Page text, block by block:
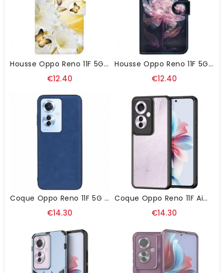
Housse Oppo Reno 11F 5G Papillons Dorés Et Fleurs Blanches
€12.40
Housse Oppo Reno 11F 5G Pivoine Pourpre À Lanière
€12.40
Coque Oppo Reno 11F 5G Texture Cuir Rétro
€14.30
Coque Oppo Reno 11F Aimo Series
€14.30